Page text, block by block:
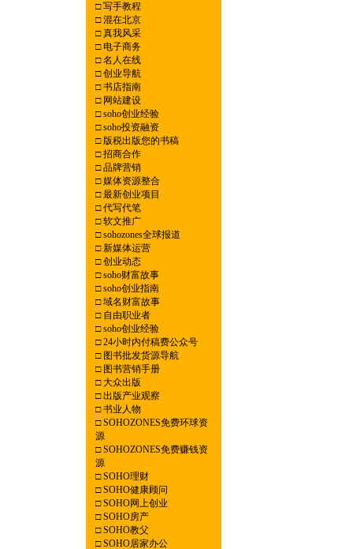
□写手教程
□混在北京
□真我风采
□电子商务
□名人在线
□创业导航
□书店指南
□网站建设
□soho创业经验
□soho投资融资
□版税出版您的书稿
□招商合作
□品牌营销
□媒体资源整合
□最新创业项目
□代写代笔
□软文推广
□sohozones全球报道
□新媒体运营
□创业动态
□soho财富故事
□soho创业指南
□域名财富故事
□自由职业者
□soho创业经验
□24小时内付稿费公众号
□图书批发货源导航
□图书营销手册
□大众出版
□出版产业观察
□书业人物
□SOHOZONES免费环球资
源
□SOHOZONES免费赚钱资
源
□SOHO理财
□SOHO健康顾问
□SOHO网上创业
□SOHO房产
□SOHO教父
□SOHO居家办公